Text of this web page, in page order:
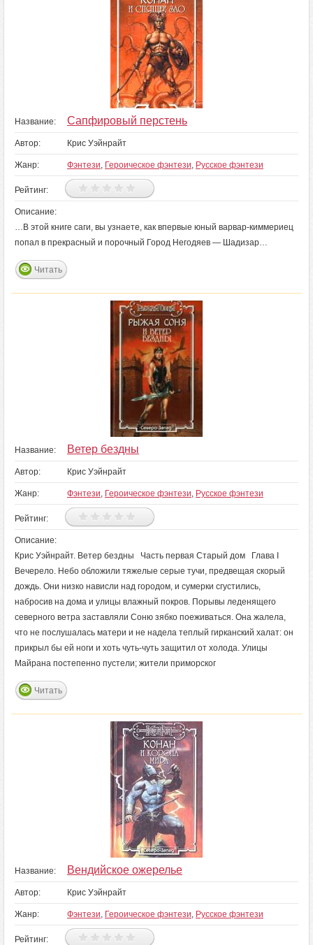
Название: Сапфировый перстень
Автор: Крис Уэйнрайт
Жанр: Фэнтези, Героическое фэнтези, Русское фэнтези
Рейтинг:
Описание:
…В этой книге саги, вы узнаете, как впервые юный варвар-киммериец
попал в прекрасный и порочный Город Негодяев — Шадизар…
Читать
Название: Ветер бездны
Автор: Крис Уэйнрайт
Жанр: Фэнтези, Героическое фэнтези, Русское фэнтези
Рейтинг:
Описание:
Крис Уэйнрайт. Ветер бездны Часть первая Старый дом Глава I
Вечерело. Небо обложили тяжелые серые тучи, предвещая скорый
дождь. Они низко нависли над городом, и сумерки сгустились,
набросив на дома и улицы влажный покров. Порывы леденящего
северного ветра заставляли Соню зябко поеживаться. Она жалела,
что не послушалась матери и не надела теплый гирканский халат: он
прикрыл бы ей ноги и хоть чуть-чуть защитил от холода. Улицы
Майрана постепенно пустели; жители приморског
Читать
Название: Вендийское ожерелье
Автор: Крис Уэйнрайт
Жанр: Фэнтези, Героическое фэнтези, Русское фэнтези
Рейтинг: